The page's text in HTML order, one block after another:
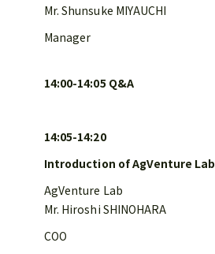
Mr. Shunsuke MIYAUCHI
Manager
14:00-14:05 Q&A
14:05-14:20
Introduction of AgVenture Lab
AgVenture Lab
Mr. Hiroshi SHINOHARA
COO